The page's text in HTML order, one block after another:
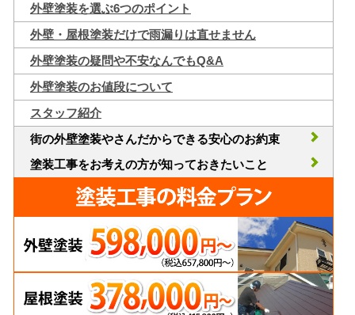
外壁塗装を選ぶ6つのポイント
外壁・屋根塗装だけで雨漏りは直せません
外壁塗装の疑問や不安なんでもQ&A
外壁塗装のお値段について
スタッフ紹介
街の外壁塗装やさんだからできる安心のお約束
塗装工事をお考えの方が知っておきたいこと